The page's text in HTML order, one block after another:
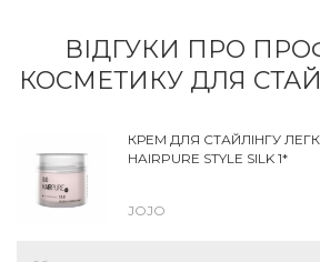
ВІДГУКИ ПРО
КОСМЕТИКУ ДЛЯ
КРЕМ ДЛЯ СТАЙЛІНГУ
HAIRPURE STYLE SILK 1*
JOJO